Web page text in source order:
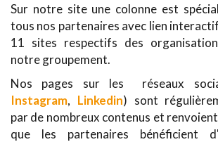
Sur notre site une colonne est
tous nos partenaires avec lien
11 sites respectifs des
notre groupement.
Nos pages sur les réseaux
Instagram, Linkedin) sont
par de nombreux contenus et
que les partenaires bénéficient